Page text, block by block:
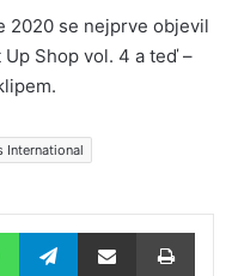
2020 se nejprve objevil
Shop vol. 4 a teď –
International
WhatsApp Telegram Sdílet e-mailem